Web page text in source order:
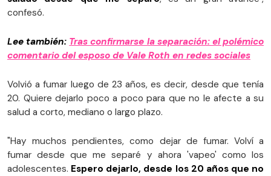
confesó.
Lee también: Tras confirmarse la separación: el polémico
comentario del esposo de Vale Roth en redes sociales
Volvió a fumar luego de 23 años, es decir, desde que tenía
20. Quiere dejarlo poco a poco para que no le afecte a su
salud a corto, mediano o largo plazo.
"Hay muchos pendientes, como dejar de fumar. Volví a
fumar desde que me separé y ahora 'vapeo' como los
adolescentes. Espero dejarlo, desde los 20 años que no